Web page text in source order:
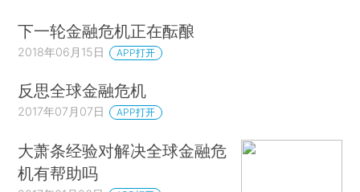
下一轮金融危机正在酝酿
2018年06月15日 APP打开
反思全球金融危机
2017年07月07日 APP打开
大萧条经验对解决全球金融危
机有帮助吗